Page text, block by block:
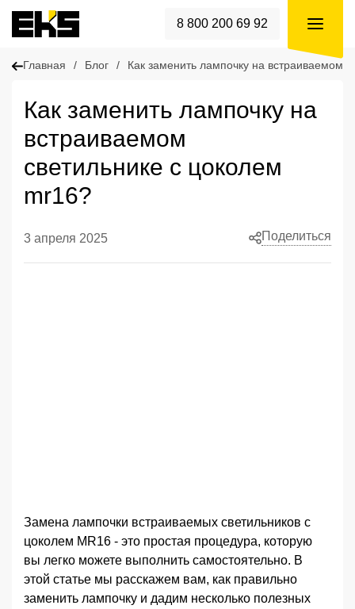
8 800 200 69 92
Главная / Блог / Как заменить лампочку на встраиваемом
Как заменить лампочку на
встраиваемом
светильнике с цоколем
mr16?
3 апреля 2025 Поделиться
Замена лампочки встраиваемых светильников с
цоколем MR16 - это простая процедура, которую
вы легко можете выполнить самостоятельно. В
этой статье мы расскажем вам, как правильно
заменить лампочку и дадим несколько полезных